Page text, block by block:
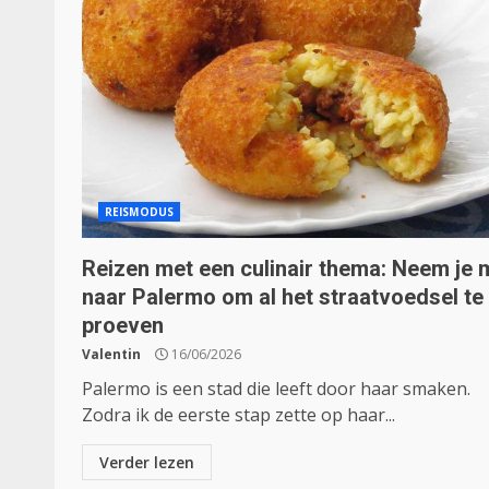
REISMODUS
Reizen met een culinair thema: Neem je
naar Palermo om al het straatvoedsel te
proeven
Valentin 16/06/2026
Palermo is een stad die leeft door haar smaken.
Zodra ik de eerste stap zette op haar...
Verder lezen